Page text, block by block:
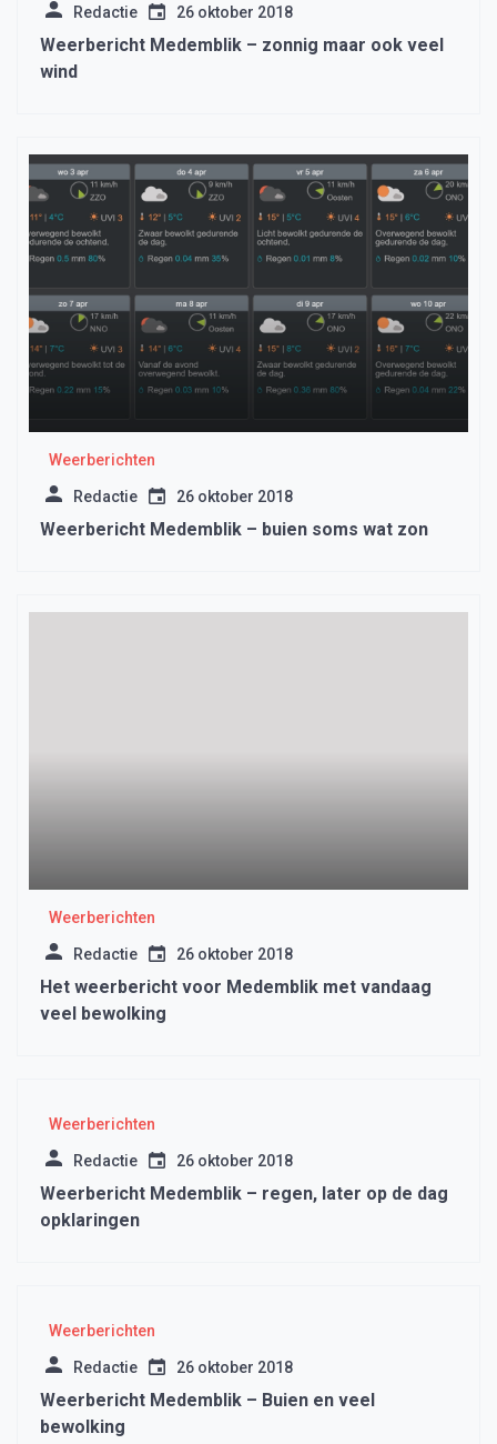
Redactie 26 oktober 2018
Weerbericht Medemblik – zonnig maar ook veel
wind
Weerberichten
Redactie 26 oktober 2018
Weerbericht Medemblik – buien soms wat zon
Weerberichten
Redactie 26 oktober 2018
Het weerbericht voor Medemblik met vandaag
veel bewolking
Weerberichten
Redactie 26 oktober 2018
Weerbericht Medemblik – regen, later op de dag
opklaringen
Weerberichten
Redactie 26 oktober 2018
Weerbericht Medemblik – Buien en veel
bewolking